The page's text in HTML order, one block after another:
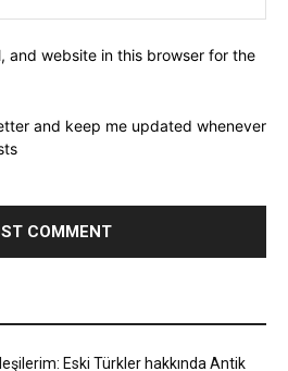
and website in this browser for the
and keep me updated whenever
Eski Türkler hakkında Antik